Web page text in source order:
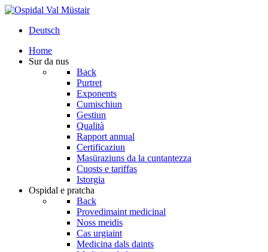
Deutsch
Home
Sur da nus
Back
Purtret
Exponents
Cumischiun
Gestiun
Qualità
Rapport annual
Certificaziun
Masüraziuns da la cuntantezza
Cuosts e tariffas
Istorgia
Ospidal e pratcha
Back
Provedimaint medicinal
Noss meidis
Cas urgiaint
Medicina dals daints